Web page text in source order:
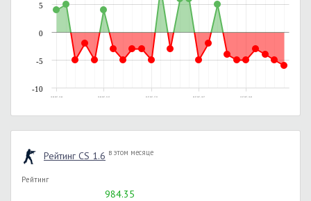
19.06.2017, 13:40 30.06.2017, 21:35 03.07.2017, 17:23 06.07.2017, 18:57 12.07.2017, 16:42
-10
-5
0
5
Рейтинг CS 1.6 в этом месяце
Рейтинг
984.35